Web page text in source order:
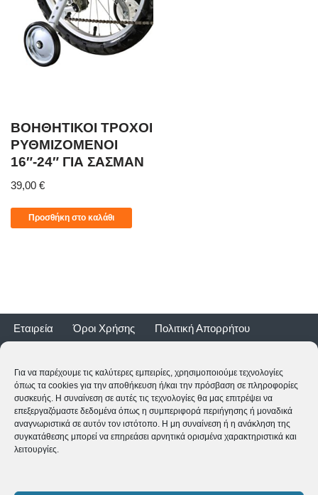
Για να παρέχουμε τις καλύτερες εμπειρίες, χρησιμοποιούμε τεχνολογίες
όπως τα cookies για την αποθήκευση ή/και την πρόσβαση σε πληροφορίες
συσκευής. Η συναίνεση σε αυτές τις τεχνολογίες θα μας επιτρέψει να
επεξεργαζόμαστε δεδομένα όπως η συμπεριφορά περιήγησης ή μοναδικά
αναγνωριστικά σε αυτόν τον ιστότοπο. Η μη συναίνεση ή η ανάκληση της
συγκατάθεσης μπορεί να επηρεάσει αρνητικά ορισμένα χαρακτηριστικά και
λειτουργίες.
ΒΟΗΘΗΤΙΚΟΙ ΤΡΟΧΟΙ
ΡΥΘΜΙΖΟΜΕΝΟΙ
16″-24″ ΓΙΑ ΣΑΣΜΑΝ
39,00 €
Προσθήκη στο καλάθι
Εταιρεία Όροι Χρήσης
Πολιτική Απορρήτου